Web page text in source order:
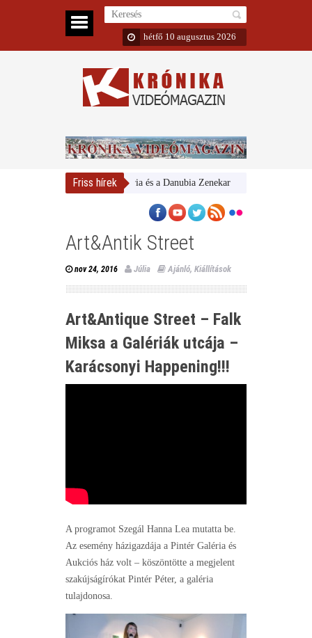
hétfő 10 augusztus 2026
Friss hírek
Magyar Nemzeti Galéria és a Danubia Zenekar Bemutatta 2024/25-
Art&Antik Street
nov 24, 2016 Júlia Ajánló, Kiállítások
Art&Antique Street – Falk
Miksa a Galériák utcája –
Karácsonyi Happening!!!
A programot Szegál Hanna Lea mutatta be.
Az esemény házigazdája a Pintér Galéria és
Aukciós ház volt – köszöntötte a megjelent
szakújságírókat Pintér Péter, a galéria
tulajdonosa.